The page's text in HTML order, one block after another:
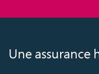
Une